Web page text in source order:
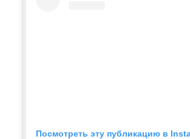
Посмотреть эту публикацию в